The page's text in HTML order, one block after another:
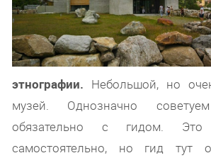
этнографии. Небольшой, но
музей. Однозначно
обязательно с гидом.
самостоятельно, но гид тут